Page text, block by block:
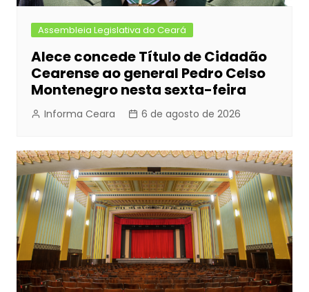
Assembleia Legislativa do Ceará
Alece concede Título de Cidadão
Cearense ao general Pedro Celso
Montenegro nesta sexta-feira
Informa Ceara 6 de agosto de 2026